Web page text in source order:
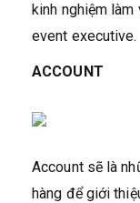
kinh nghiệm
event executive.
ACCOUNT
Account sẽ là
hàng để giới